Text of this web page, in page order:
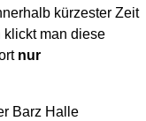
kürzester Zeit
man diese
nur